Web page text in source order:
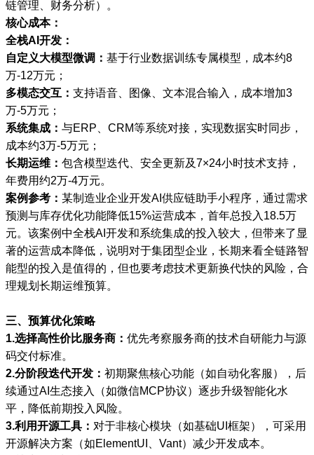
链管理、财务分析）。
核心成本：
全栈AI开发：
自定义大模型微调： 基于行业数据训练专属模型，成本约8
万-12万元；
多模态交互： 支持语音、图像、文本混合输入，成本增加3
万-5万元；
系统集成： 与ERP、CRM等系统对接，实现数据实时同步，
成本约3万-5万元；
长期运维： 包含模型迭代、安全更新及7×24小时技术支持，
年费用约2万-4万元。
案例参考： 某制造业企业开发AI供应链助手小程序，通过需求
预测与库存优化功能降低15%运营成本，首年总投入18.5万
元。该案例中全栈AI开发和系统集成的投入较大，但带来了显
著的运营成本降低，说明对于集团型企业，长期来看全链路智
能型的投入是值得的，但也要考虑技术更新换代快的风险，合
理规划长期运维预算。
三、预算优化策略
1.选择高性价比服务商： 优先考察服务商的技术自研能力与源
码交付标准。
2.分阶段迭代开发： 初期聚焦核心功能（如自动化客服），后
续通过AI生态接入（如微信MCP协议）逐步升级智能化水
平，降低前期投入风险。
3.利用开源工具： 对于非核心模块（如基础UI框架），可采用
开源解决方案（如ElementUI、Vant）减少开发成本。